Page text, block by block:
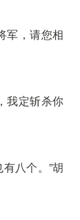
军，请您相
我定斩杀你
八个。”胡